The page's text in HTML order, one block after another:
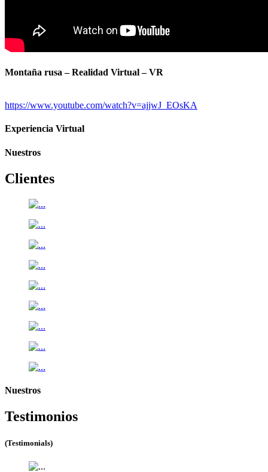
Montaña rusa – Realidad Virtual – VR
https://www.youtube.com/watch?v=ajjwJ_EOsKA
Experiencia Virtual
Nuestros
Clientes
Nuestros
Testimonios
(Testimonials)